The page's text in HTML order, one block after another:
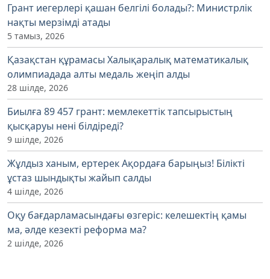
Грант иегерлері қашан белгілі болады?: Министрлік
нақты мерзімді атады
5 тамыз, 2026
Қазақстан құрамасы Халықаралық математикалық
олимпиадада алты медаль жеңіп алды
28 шілде, 2026
Биылға 89 457 грант: мемлекеттік тапсырыстың
қысқаруы нені білдіреді?
9 шілде, 2026
Жұлдыз ханым, ертерек Ақордаға барыңыз! Білікті
ұстаз шындықты жайып салды
4 шілде, 2026
Оқу бағдарламасындағы өзгеріс: келешектің қамы
ма, әлде кезекті реформа ма?
2 шілде, 2026